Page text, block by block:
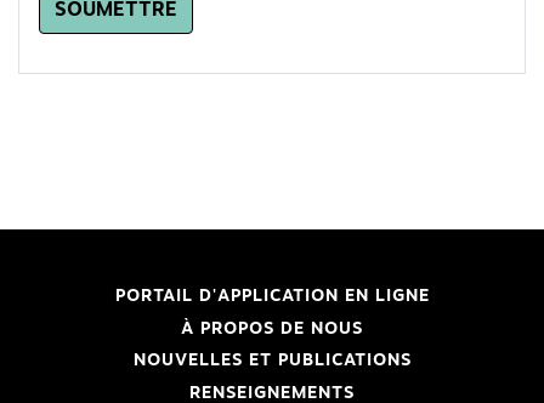
SOUMETTRE
PORTAIL D'APPLICATION EN LIGNE
À PROPOS DE NOUS
NOUVELLES ET PUBLICATIONS
RENSEIGNEMENTS